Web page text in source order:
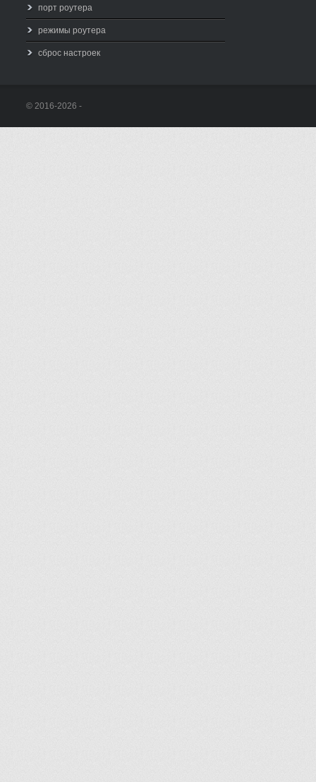
порт роутера
режимы роутера
сброс настроек
© 2016-2026 -